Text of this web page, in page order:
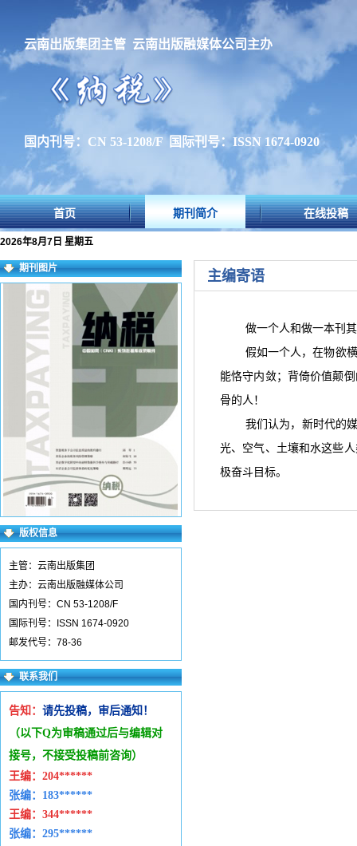
云南出版集团主管 云南出版融媒体公司主办
国内刊号：CN 53-1208/F 国际刊号：ISSN 1674-0920
首页 期刊简介 在线投稿
2026年8月7日 星期五
期刊图片
版权信息
主管：云南出版集团
主办：云南出版融媒体公司
国内刊号：CN 53-1208/F
国际刊号：ISSN 1674-0920
邮发代号：78-36
联系我们
告知： 请先投稿，审后通知！
（以下Q为审稿通过后与编辑对
接号，不接受投稿前咨询）
王编： 204******
张编：183******
王编： 344******
张编：295******
主编寄语
做一个人和做一本刊
假如一个人，在物欲
能恪守内敛；背倚价值颠
骨的人！
我们认为，新时代的
光、空气、土壤和水这些
极奋斗目标。